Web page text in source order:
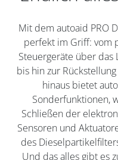
Mit dem autoaid PRO
perfekt im Griff: vom
Steuergeräte über das
bis hin zur
hinaus bietet
Sonderfunktionen,
Schließen der
Sensoren und
des
Und das alles gibt es